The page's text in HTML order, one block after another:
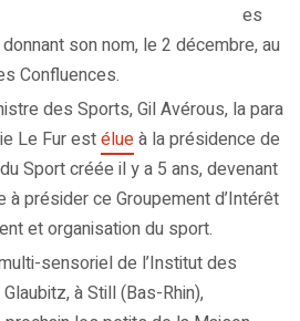
es
son nom, le 2 décembre, au
Confluences.
des Sports, Gil Avérous, la para
Le Fur estélueà la présidence de
Sport créée il y a 5 ans, devenant
à présider ce Groupement d’Intérêt
et organisation du sport.
sensoriel de l’Institut des
à Still (Bas-Rhin),